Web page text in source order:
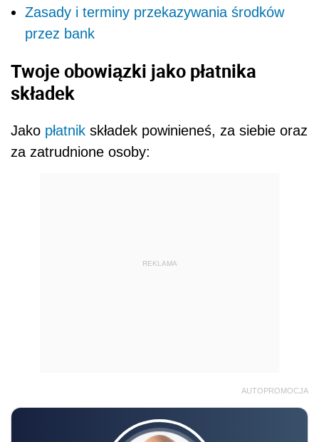
Zasady i terminy przekazywania środków
przez bank
Twoje obowiązki jako płatnika
składek
Jako płatnik składek powinieneś, za siebie oraz
za zatrudnione osoby:
REKLAMA
AUTOPROMOCJA